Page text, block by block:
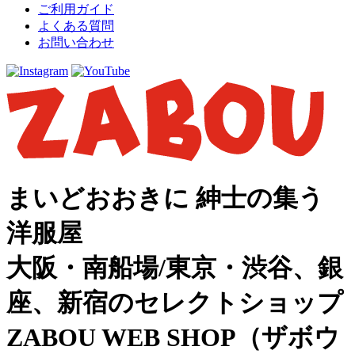
ご利用ガイド
よくある質問
お問い合わせ
まいどおおきに 紳士の集う
洋服屋
大阪・南船場/東京・渋谷、銀
座、新宿のセレクトショップ
ZABOU WEB SHOP（ザボウ